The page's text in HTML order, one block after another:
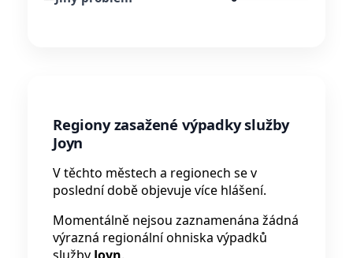
Regiony zasažené výpadky služby
Joyn
V těchto městech a regionech se v
poslední době objevuje více hlášení.
Momentálně nejsou zaznamenána žádná
výrazná regionální ohniska výpadků